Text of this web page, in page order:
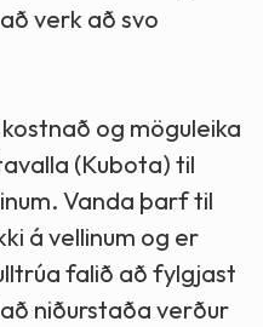
verk að svo
og möguleika
(Kubota) til
Vanda þarf til
á vellinum og er
falið að fylgjast
niðurstaða verður